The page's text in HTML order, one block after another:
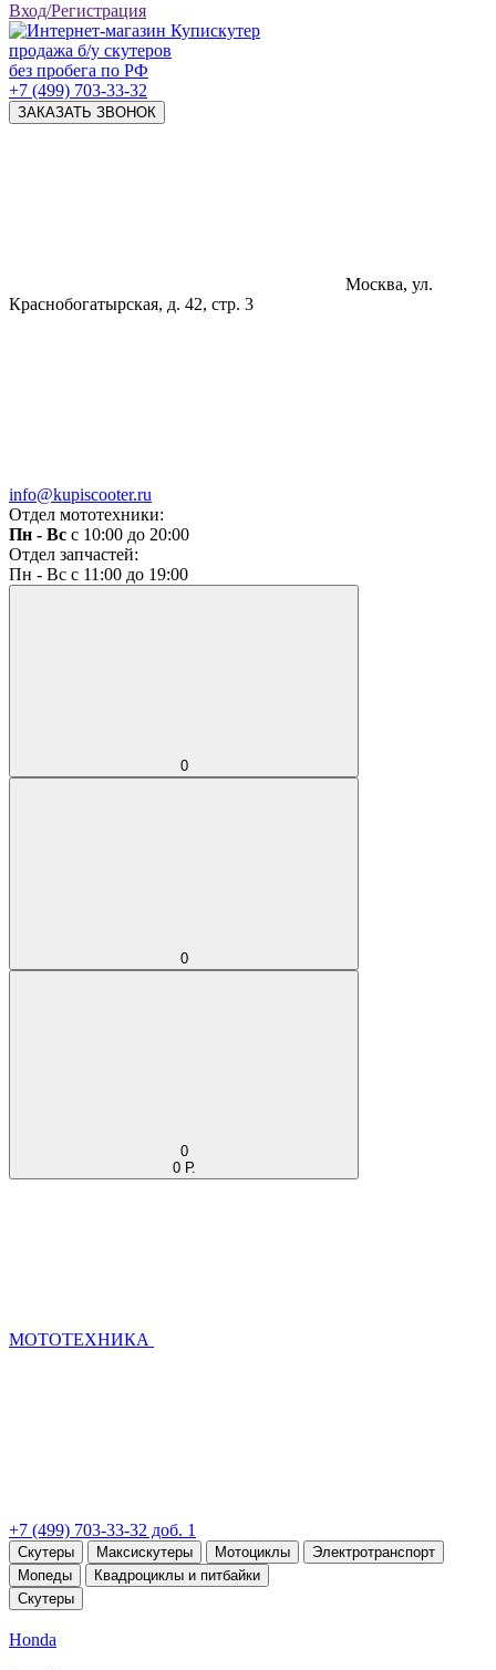
Вход/Регистрация
продажа б/у скутеров
без пробега по РФ
+7 (499) 703-33-32
ЗАКАЗАТЬ ЗВОНОК
Москва, ул.
Краснобогатырская, д. 42, стр. 3
info@kupiscooter.ru
Отдел мототехники:
Пн - Вс с 10:00 до 20:00
Отдел запчастей:
Пн - Вс с 11:00 до 19:00
0
0
0
0 Р.
МОТОТЕХНИКА
+7 (499) 703-33-32 доб. 1
Скутеры Максискутеры Мотоциклы
Электротранспорт
Мопеды
Квадроциклы и питбайки
Скутеры
Honda